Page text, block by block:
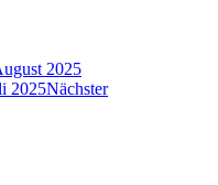
2025
2025Nächster